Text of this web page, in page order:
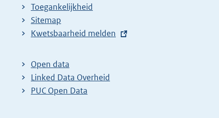
Toegankelijkheid
Sitemap
E
t
e
r
Kwetsbaarheid melden
Open data
Linked Data Overheid
PUC Open Data